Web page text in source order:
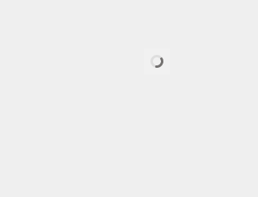
Loading…